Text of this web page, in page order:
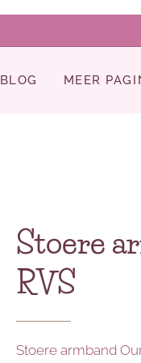
BLOG MEER
Stoere
RVS
Stoere armband